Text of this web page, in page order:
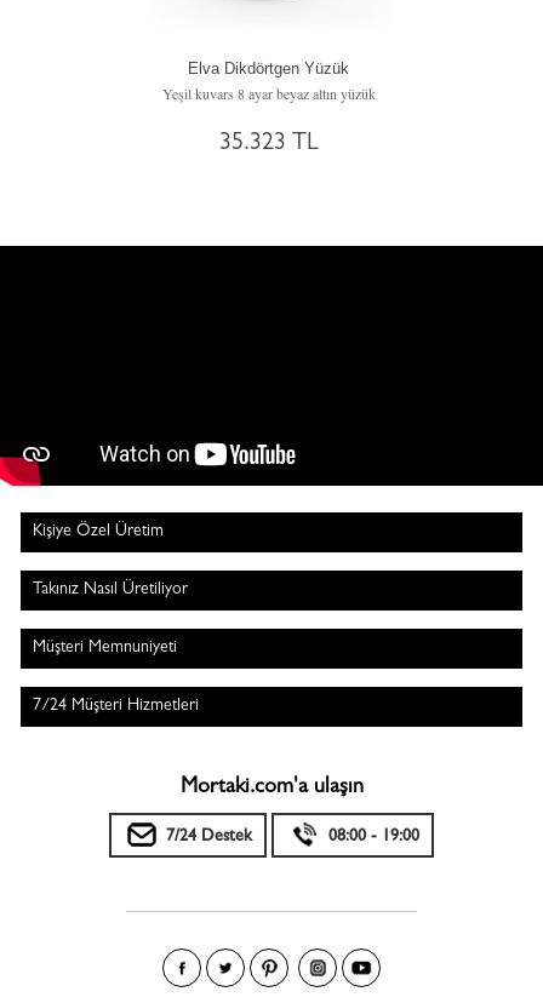
Elva Dikdörtgen Yüzük
Yeşil kuvars 8 ayar beyaz altın yüzük
35.323 TL
Kişiye Özel Üretim
Takınız Nasıl Üretiliyor
Müşteri Memnuniyeti
7/24 Müşteri Hizmetleri
Mortaki.com'a ulaşın
7/24 Destek 08:00 - 19:00